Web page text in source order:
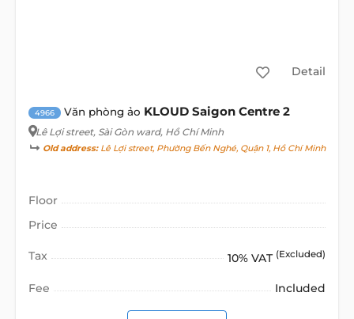
Detail
4966 Văn phòng ảo KLOUD Saigon Centre 2
Lê Lợi street, Sài Gòn ward, Hồ Chí Minh
Old address:Lê Lợi street, Phường Bến Nghé, Quận 1, Hồ Chí Minh
Floor
Price
Tax 10% VAT (Excluded)
Fee Included